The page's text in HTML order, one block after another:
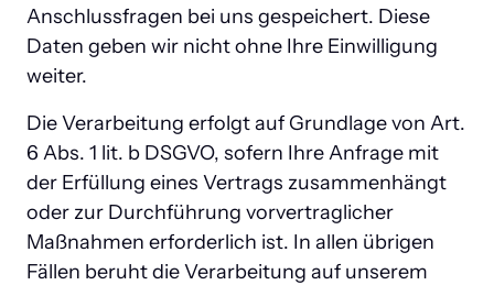
Anschlussfragen bei uns gespeichert. Diese
Daten geben wir nicht ohne Ihre Einwilligung
weiter.
Die Verarbeitung erfolgt auf Grundlage von Art.
6 Abs. 1 lit. b DSGVO, sofern Ihre Anfrage mit
der Erfüllung eines Vertrags zusammenhängt
oder zur Durchführung vorvertraglicher
Maßnahmen erforderlich ist. In allen übrigen
Fällen beruht die Verarbeitung auf unserem